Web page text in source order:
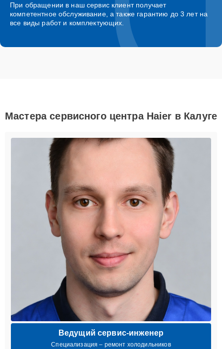
При обращении в наш сервис клиент получает
компетентное обслуживание, а также гарантию до 3 лет на
все виды работ и комплектующих.
Мастера сервисного центра Haier в Калуге
Ведущий сервис-инженер
Специализация – ремонт холодильников